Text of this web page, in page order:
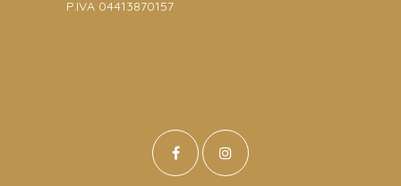
P.IVA 04413870157